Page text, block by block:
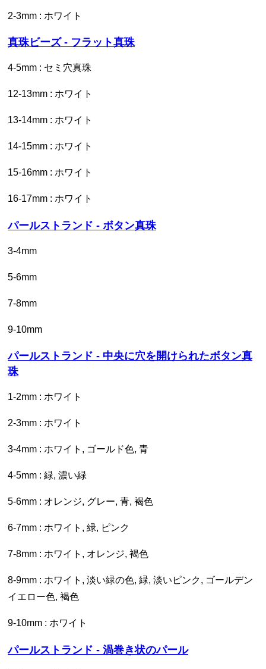
2-3mm : ホワイト
真珠ビーズ - フラット真珠
4-5mm : セミ穴真珠
12-13mm : ホワイト
13-14mm : ホワイト
14-15mm : ホワイト
15-16mm : ホワイト
16-17mm : ホワイト
パールストランド - ボタン真珠
3-4mm
5-6mm
7-8mm
9-10mm
パールストランド - 中央に穴を開けられたボタン真
珠
1-2mm : ホワイト
2-3mm : ホワイト
3-4mm : ホワイト, ゴールド色, 青
4-5mm : 緑, 濃い緑
5-6mm : オレンジ, グレー, 青, 褐色
6-7mm : ホワイト, 緑, ピンク
7-8mm : ホワイト, オレンジ, 褐色
8-9mm : ホワイト, 淡い緑の色, 緑, 淡いピンク, ゴールデン
イエロー色, 褐色
9-10mm : ホワイト
パールストランド - 渦巻き状のパール